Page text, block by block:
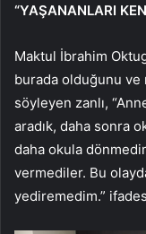
“YAŞANANLARI
Maktul İbrahim
burada olduğunu ve
söyleyen zanlı,
aradık, daha sonra
daha okula
vermediler. Bu
yediremedim.”